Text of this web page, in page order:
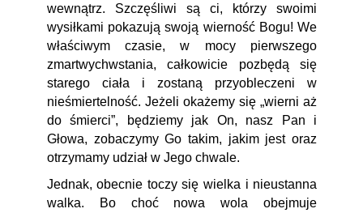
wewnątrz. Szczęśliwi są ci, którzy swoimi
wysiłkami pokazują swoją wierność Bogu! We
właściwym czasie, w mocy pierwszego
zmartwychwstania, całkowicie pozbędą się
starego ciała i zostaną przyobleczeni w
nieśmiertelność. Jeżeli okażemy się „wierni aż
do śmierci”, będziemy jak On, nasz Pan i
Głowa, zobaczymy Go takim, jakim jest oraz
otrzymamy udział w Jego chwale.
Jednak, obecnie toczy się wielka i nieustanna
walka. Bo choć nowa wola obejmuje